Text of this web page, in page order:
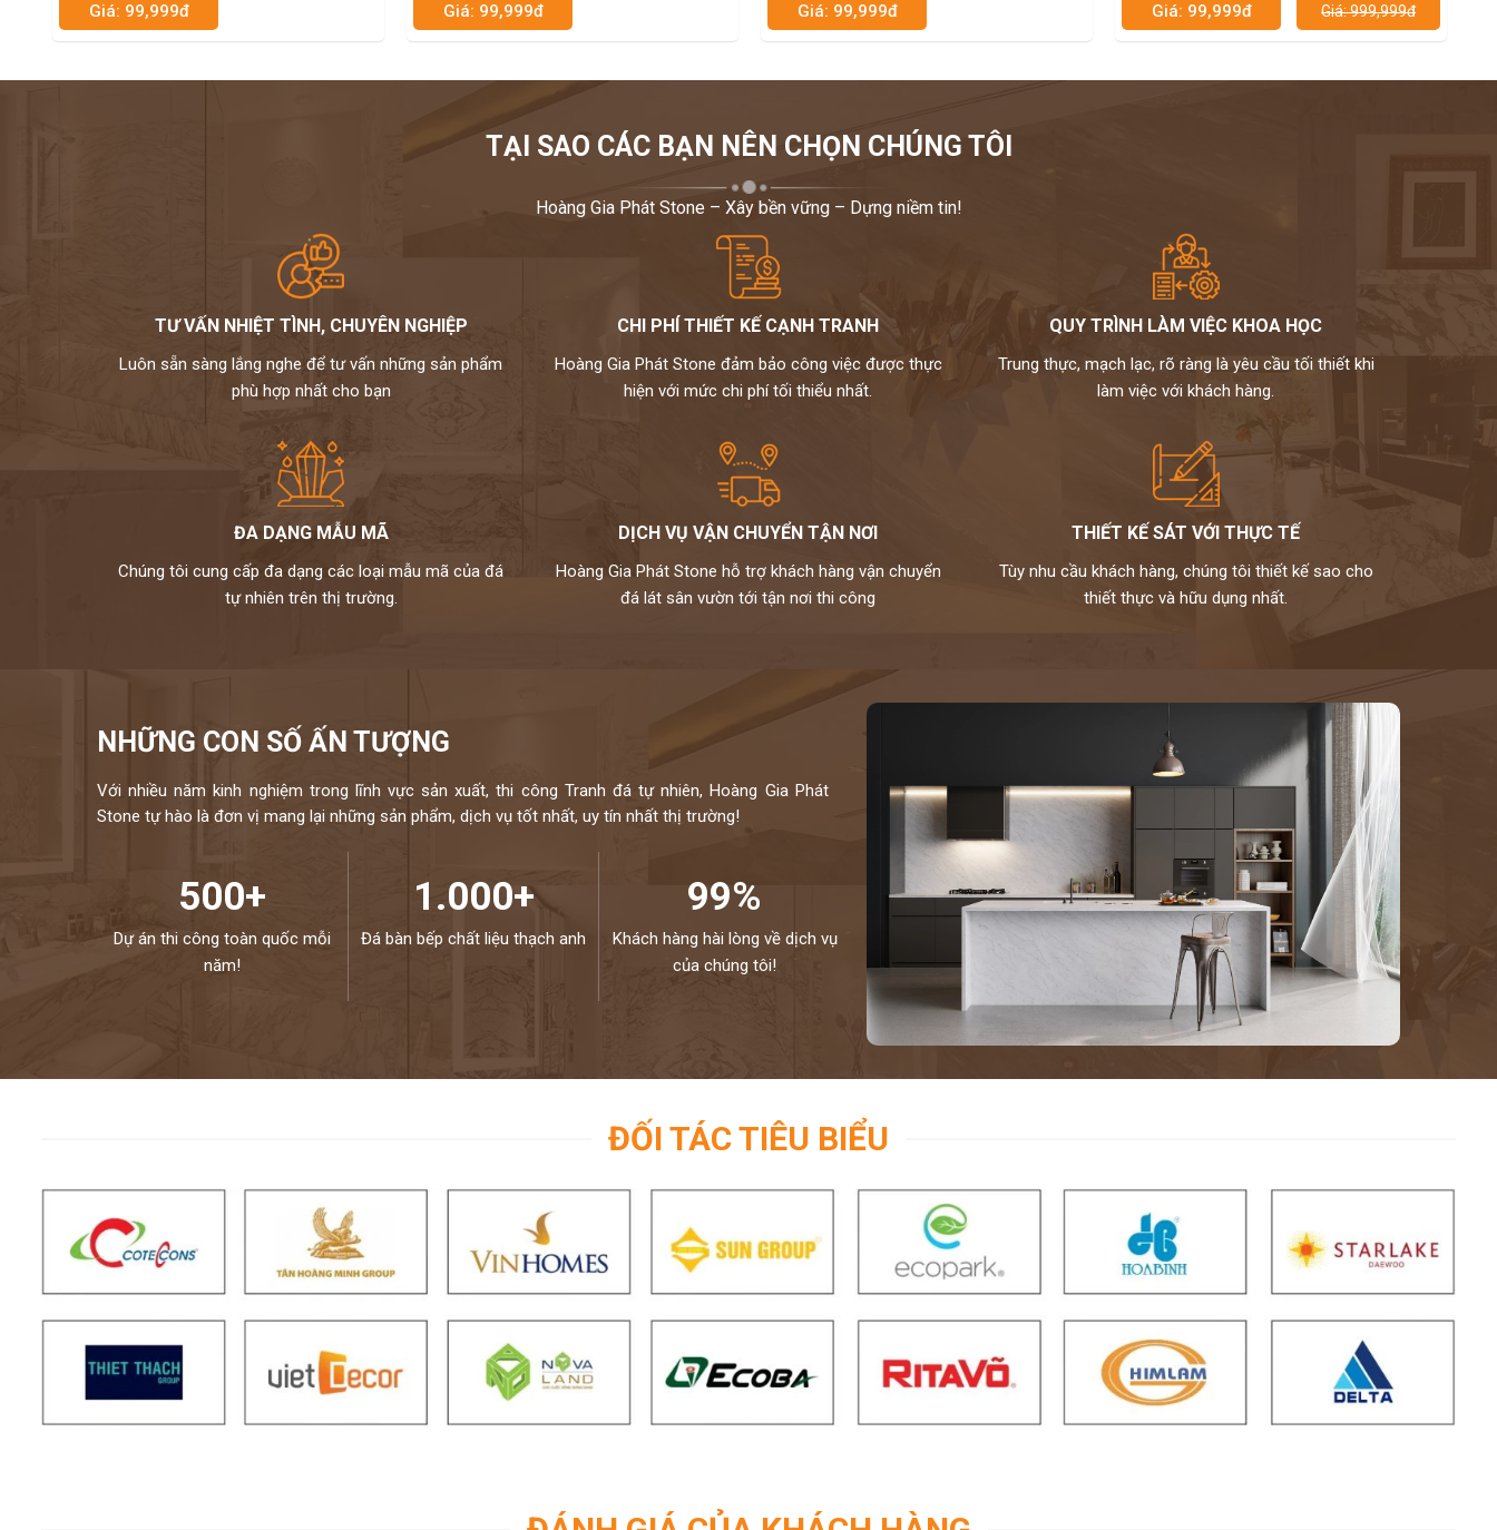
Giá: 99,999đ Giá: 99,999đ Giá: 99,999đ Giá: 99,999đ
TẠI SAO CÁC BẠN NÊN CHỌN CHÚNG TÔI
Hoàng Gia Phát Stone – Xây bền vững – Dựng niềm tin!
TƯ VẤN NHIỆT TÌNH, CHUYÊN NGHIỆP
Luôn sẵn sàng lắng nghe để tư vấn những sản phẩm
phù hợp nhất cho bạn
CHI PHÍ THIẾT KẾ CẠNH TRANH
Hoàng Gia Phát Stone đảm bảo công việc được thực
hiện với mức chi phí tối thiểu nhất.
QUY TRÌNH LÀM VIỆC KHOA HỌC
Trung thực, mạch lạc, rõ ràng là yêu cầu tối thiết khi
làm việc với khách hàng.
ĐA DẠNG MẪU MÃ
Chúng tôi cung cấp đa dạng các loại mẫu mã của đá
tự nhiên trên thị trường.
DỊCH VỤ VẬN CHUYỂN TẬN NƠI
Hoàng Gia Phát Stone hỗ trợ khách hàng vận chuyển
đá lát sân vườn tới tận nơi thi công
THIẾT KẾ SÁT VỚI THỰC TẾ
Tùy nhu cầu khách hàng, chúng tôi thiết kế sao cho
thiết thực và hữu dụng nhất.
NHỮNG CON SỐ ẤN TƯỢNG
Với nhiều năm kinh nghiệm trong lĩnh vực sản xuất, thi công Tranh đá tự nhiên, Hoàng Gia Phát
Stone tự hào là đơn vị mang lại những sản phẩm, dịch vụ tốt nhất, uy tín nhất thị trường!
500+
Dự án thi công toàn quốc mỗi
năm!
1.000+
Đá bàn bếp chất liệu thạch anh
99%
Khách hàng hài lòng về dịch vụ
của chúng tôi!
ĐỐI TÁC TIÊU BIỂU